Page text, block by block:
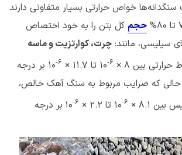
سنگدانه‌ها خواص حرارتی بسیار متفاوتی دارند
حجم کل بتن را به خود اختصاص
سیلیسی، مانند: چرت، کوارتزیت و ماسه
بین 8 × 6- 10 تا 11.7 × 6-
10 بر درجه
حالی که ضرایب مربوط به سنگ آهک خالص،
8.1 ×
6- 10 تا 2.2 × 6-
10 بر درجه